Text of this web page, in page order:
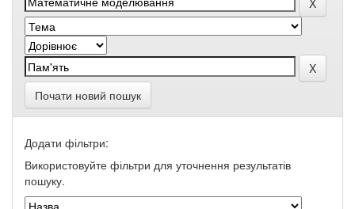
Почати новий пошук
Додати фільтри:
Використовуйте фільтри для уточнення результатів
пошуку.